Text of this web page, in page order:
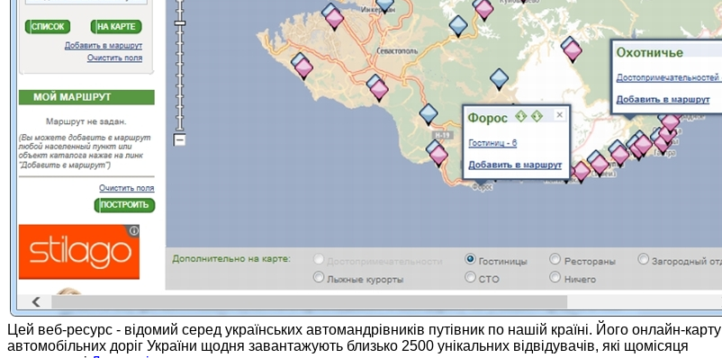
Цей веб-ресурс - відомий серед українських автомандрівників путівник по нашій країні. Його онлайн-карту
автомобільних доріг України щодня завантажують близько 2500 унікальних відвідувачів, які щомісяця